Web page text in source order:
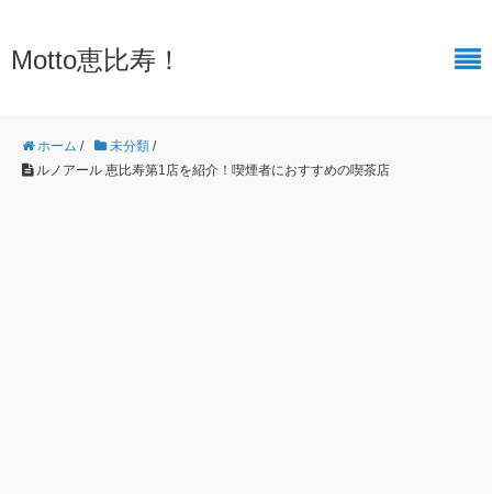
Motto恵比寿！
ホーム / 未分類 /
ルノアール 恵比寿第1店を紹介！喫煙者におすすめの喫茶店